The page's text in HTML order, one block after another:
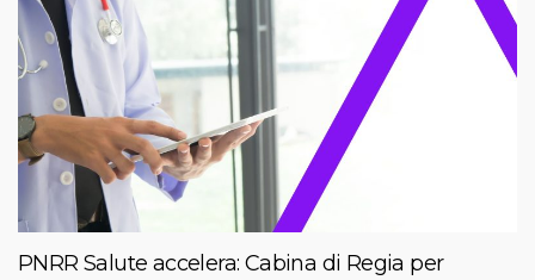
PNRR Salute accelera: Cabina di Regia per